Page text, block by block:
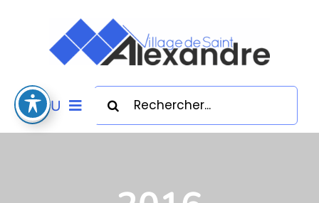
contenu
MENU Rechercher: